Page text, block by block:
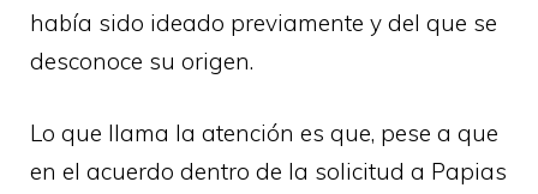
había sido ideado previamente y del que se
desconoce su origen.
Lo que llama la atención es que, pese a que
en el acuerdo dentro de la solicitud a Papias